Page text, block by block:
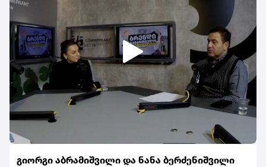
გიორგი აბრამიშვილი და ნანა ბერძენიშვილი